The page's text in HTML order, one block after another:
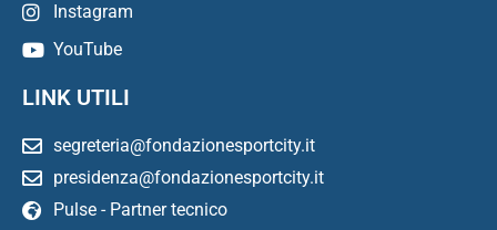
Instagram
YouTube
LINK UTILI
segreteria@fondazionesportcity.it
presidenza@fondazionesportcity.it
Pulse - Partner tecnico